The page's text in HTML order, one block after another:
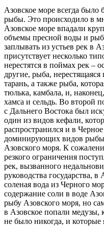
Азовское море всегда
рыбы. Это происходило в
Азовское море впадали
объемы пресной воды и
заплывать из устьев рек в
присутствует несколько
нерестятся в поймах рек –
другие, рыба, нерестящаяся
тарань, а также рыба,
тюлька, камбала, и,
хамса и сельдь. Во второй
с Дальнего Востока был
один из видов кефали,
распространился и в
доминирующих видов
Азовского моря. К
резкого ограничения
рек, вызванного
руководства государства, в
соленая вода из Черного
содержание соли в воде
рыбу Азовского моря, но
в Азовское попали медузы,
не было никогда, и